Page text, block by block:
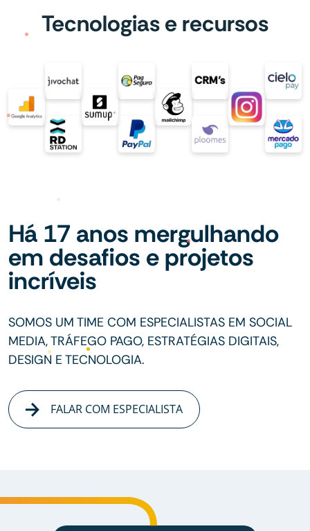
Tecnologias e recursos
Há 17 anos mergulhando
em desafios e projetos
incríveis
SOMOS UM TIME COM ESPECIALISTAS EM SOCIAL
MEDIA, TRÁFEGO PAGO, ESTRATÉGIAS DIGITAIS,
DESIGN E TECNOLOGIA.
FALAR COM ESPECIALISTA